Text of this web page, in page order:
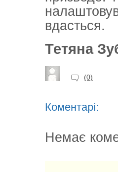
вдасться.
Тетяна
(0)
Коментарі:
Немає